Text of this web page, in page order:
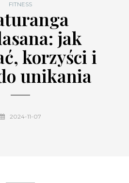
FITNESS
jak
korzyści i
unikania
2024-11-07